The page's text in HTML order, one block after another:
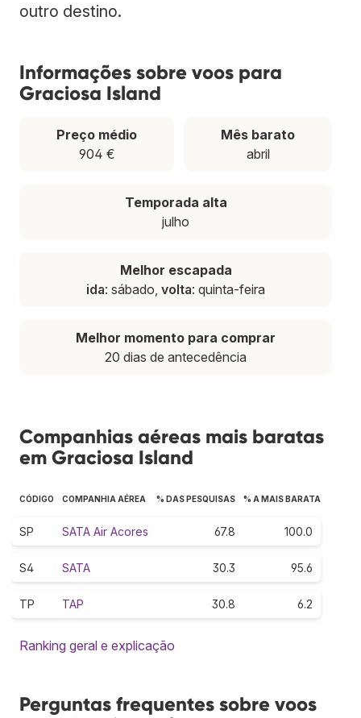
outro destino.
Informações sobre voos para
Graciosa Island
Preço médio
904 €
Mês barato
abril
Temporada alta
julho
Melhor escapada
ida: sábado, volta: quinta-feira
Melhor momento para comprar
20 dias de antecedência
Companhias aéreas mais baratas
em Graciosa Island
CÓDIGO COMPANHIA AÉREA % DAS PESQUISAS % A MAIS BARATA
SP SATA Air Acores 67.8 100.0
S4 SATA 30.3 95.6
TP TAP 30.8 6.2
Ranking geral e explicação
Perguntas frequentes sobre voos